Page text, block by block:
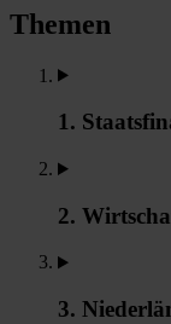
Themen
1.
2.
3.